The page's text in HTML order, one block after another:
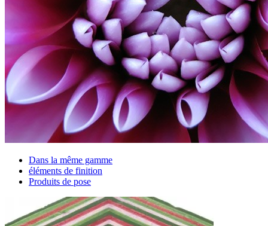
Dans la même gamme
éléments de finition
Produits de pose